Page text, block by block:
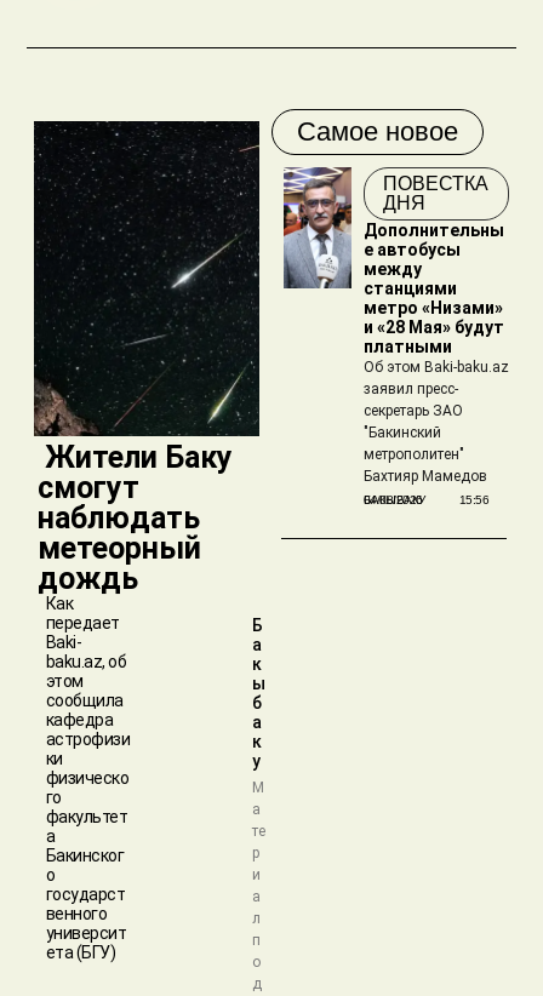
​ Жители Баку
смогут
наблюдать
метеорный
дождь
Как
передает
Baki-
baku.az, об
этом
сообщила
кафедра
астрофизи
ки
физическо
го
факультет
а
Бакинског
о
государст
венного
университ
ета (БГУ)
Б
а
к
ы
б
а
к
у
М
а
те
р
и
а
л
п
о
д
Самое новое
ПОВЕСТКА
ДНЯ
Дополнительны
е автобусы
между
станциями
метро «Низами»
и «28 Мая» будут
платными
Об этом Baki-baku.az
заявил пресс-
секретарь ЗАО
"Бакинский
метрополитен"
Бахтияр Мамедов
БАКЫБАКУ
04/08/2026 15:56